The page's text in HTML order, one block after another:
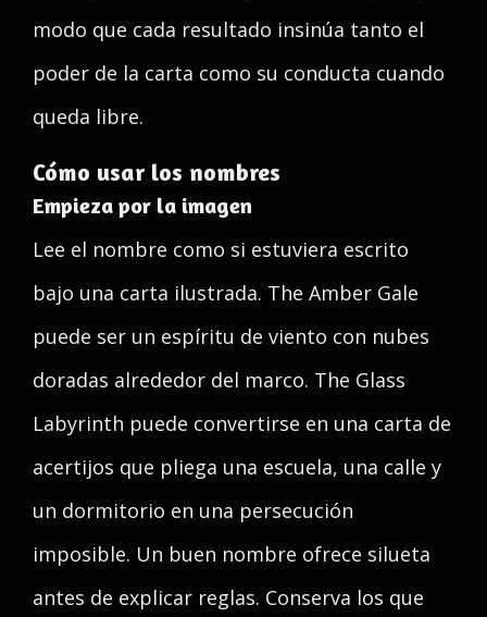
modo que cada resultado insinúa tanto el
poder de la carta como su conducta cuando
queda libre.
Cómo usar los nombres
Empieza por la imagen
Lee el nombre como si estuviera escrito
bajo una carta ilustrada. The Amber Gale
puede ser un espíritu de viento con nubes
doradas alrededor del marco. The Glass
Labyrinth puede convertirse en una carta de
acertijos que pliega una escuela, una calle y
un dormitorio en una persecución
imposible. Un buen nombre ofrece silueta
antes de explicar reglas. Conserva los que